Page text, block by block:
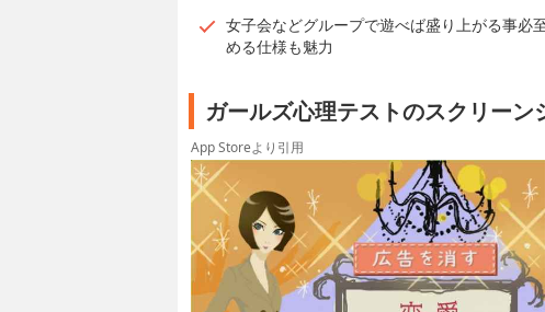
女子会などグループで遊べば盛り上がる事必
める仕様も魅力
ガールズ心理テストのスクリーン
App Storeより引用